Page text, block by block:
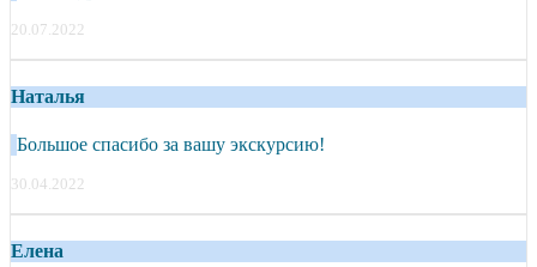
20.07.2022
Наталья
Большое спасибо за вашу экскурсию!
30.04.2022
Елена